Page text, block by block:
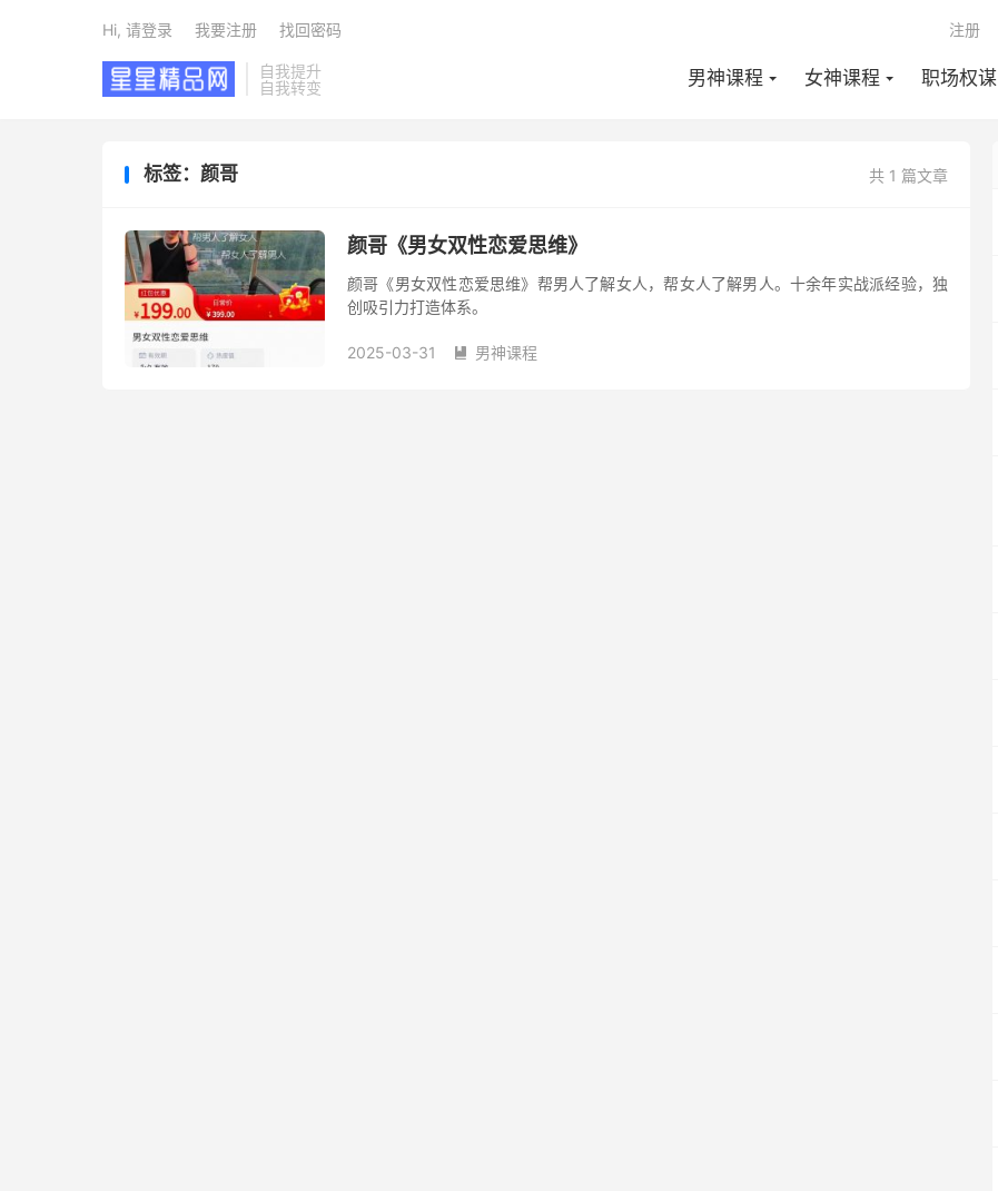
自我提升
自我转变
男神课程 女神课程 职场权谋
注册
Hi, 请登录 我要注册 找回密码
共 1 篇文章
标签：颜哥
颜哥《男女双性恋爱思维》
颜哥《男女双性恋爱思维》帮男人了解女人，帮女人了解男人。十余年实战派经验，独
创吸引力打造体系。
2025-03-31  男神课程